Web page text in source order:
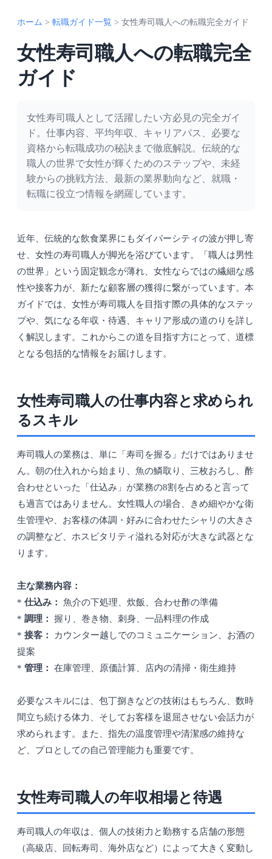
ホーム > 転職ガイド一覧 > 女性寿司職人への転職完全ガイド
女性寿司職人への転職完全
ガイド
女性寿司職人として活躍したい方必見の完全ガイ
ド。仕事内容、平均年収、キャリアパス、必要な
資格から転職成功の秘訣まで徹底解説。伝統的な
職人の世界で女性が輝くためのステップや、未経
験からの挑戦方法、最新の業界動向など、就職・
転職に役立つ情報を網羅しています。
近年、伝統的な飲食業界にもダイバーシティの波が押し寄
せ、女性の寿司職人が脚光を浴びています。「職人は男性
の世界」という固定観念が薄れ、女性ならではの繊細な感
性や接客力が、新たな顧客層の獲得に繋がっています。本
ガイドでは、女性が寿司職人を目指す際の具体的なステッ
プや、気になる年収・待遇、キャリア形成の道のりを詳し
く解説します。これからこの道を目指す方にとって、道標
となる包括的な情報をお届けします。
女性寿司職人の仕事内容と求められ
るスキル
寿司職人の業務は、単に「寿司を握る」だけではありませ
ん。朝の仕入れから始まり、魚の鱗取り、三枚おろし、酢
合わせといった「仕込み」が業務の8割を占めると言って
も過言ではありません。女性職人の場合、きめ細やかな衛
生管理や、お客様の体調・好みに合わせたシャリの大きさ
の調整など、ホスピタリティ溢れる対応が大きな武器とな
ります。
主な業務内容：
* 仕込み：
魚介の下処理、炊飯、合わせ酢の準備
* 調理：
握り、巻き物、刺身、一品料理の作成
* 接客：
カウンター越しでのコミュニケーション、お酒の
提案
* 管理： 在庫管理、原価計算、店内の清掃・衛生維持
必要なスキルには、包丁捌きなどの技術はもちろん、数時
間立ち続ける体力、そしてお客様を退屈させない会話力が
求められます。また、指先の温度管理や清潔感の維持な
ど、プロとしての自己管理能力も重要です。
女性寿司職人の年収相場と待遇
寿司職人の年収は、個人の技術力と勤務する店舗の形態
（高級店、回転寿司、海外店など）によって大きく変動し